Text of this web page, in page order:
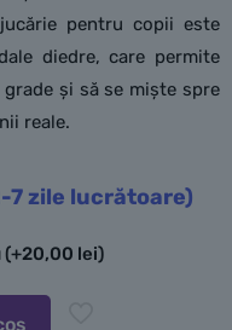
pentru copii este
diedre, care permite
și să se miște spre
reale.
zile lucrătoare)
(+20,00 lei)